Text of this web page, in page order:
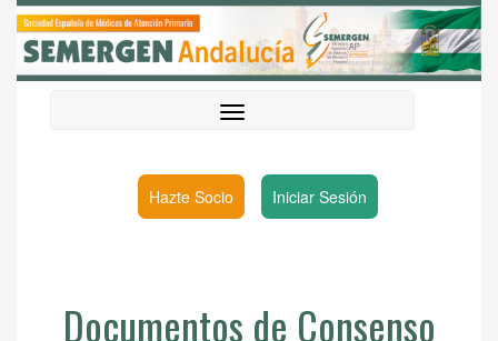
Hazte Socio Iniciar Sesión
Documentos de Consenso